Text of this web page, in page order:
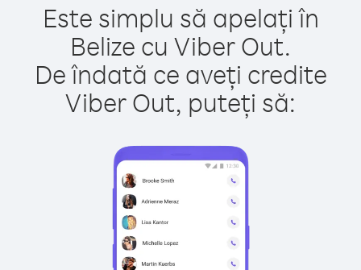
Este simplu să apelați în
Belize cu Viber Out.
De îndată ce aveți credite
Viber Out, puteți să: